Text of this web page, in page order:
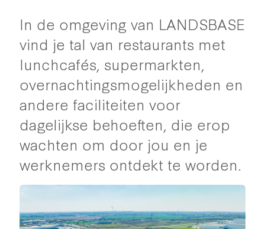
In de omgeving van LANDSBASE
vind je tal van restaurants met
lunchcafés, supermarkten,
overnachtingsmogelijkheden en
andere faciliteiten voor
dagelijkse behoeften, die erop
wachten om door jou en je
werknemers ontdekt te worden.